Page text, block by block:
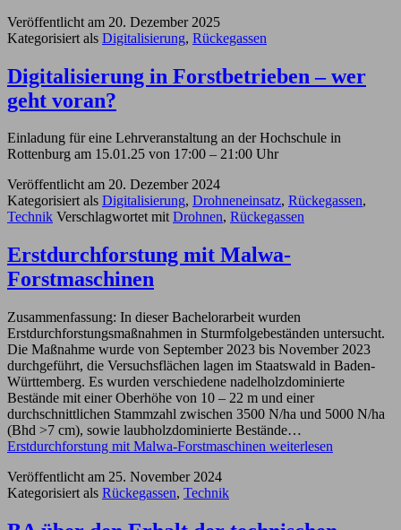
Veröffentlicht am 20. Dezember 2025
Kategorisiert als Digitalisierung, Rückegassen
Digitalisierung in Forstbetrieben – wer
geht voran?
Einladung für eine Lehrveranstaltung an der Hochschule in
Rottenburg am 15.01.25 von 17:00 – 21:00 Uhr
Veröffentlicht am 20. Dezember 2024
Kategorisiert als Digitalisierung, Drohneneinsatz, Rückegassen,
Technik Verschlagwortet mitDrohnen, Rückegassen
Erstdurchforstung mit Malwa-
Forstmaschinen
Zusammenfassung: In dieser Bachelorarbeit wurden
Erstdurchforstungsmaßnahmen in Sturmfolgebeständen untersucht.
Die Maßnahme wurde von September 2023 bis November 2023
durchgeführt, die Versuchsflächen lagen im Staatswald in Baden-
Württemberg. Es wurden verschiedene nadelholzdominierte
Bestände mit einer Oberhöhe von 10 – 22 m und einer
durchschnittlichen Stammzahl zwischen 3500 N/ha und 5000 N/ha
(Bhd >7 cm), sowie laubholzdominierte Bestände…
Erstdurchforstung mit Malwa-Forstmaschinen weiterlesen
Veröffentlicht am 25. November 2024
Kategorisiert als Rückegassen, Technik